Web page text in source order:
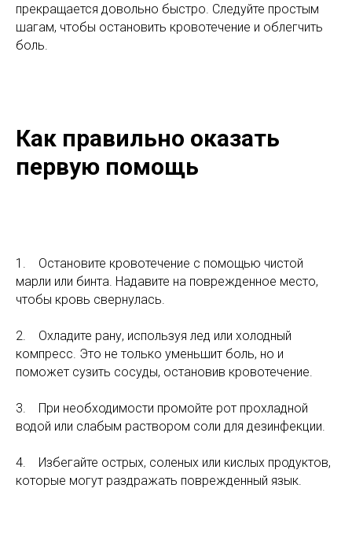
прекращается довольно быстро. Следуйте простым
шагам, чтобы остановить кровотечение и облегчить
боль.
Как правильно оказать
первую помощь
1. Остановите кровотечение с помощью чистой
марли или бинта. Надавите на поврежденное место,
чтобы кровь свернулась.
2. Охладите рану, используя лед или холодный
компресс. Это не только уменьшит боль, но и
поможет сузить сосуды, остановив кровотечение.
3. При необходимости промойте рот прохладной
водой или слабым раствором соли для дезинфекции.
4. Избегайте острых, соленых или кислых продуктов,
которые могут раздражать поврежденный язык.